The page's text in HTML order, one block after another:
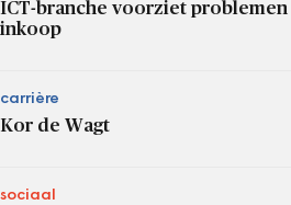
ICT-branche voorziet
inkoop
carrière
Kor de Wagt
sociaal